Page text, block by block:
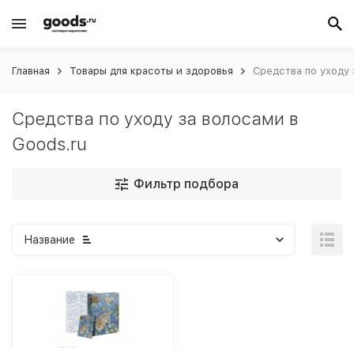
Главная Товары для красоты и здоровья Средства по
Средства по уходу за волосами в
Goods.ru
Фильтр подбора
Название